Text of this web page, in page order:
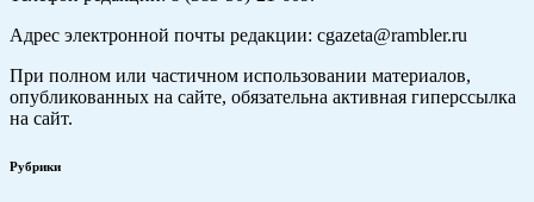
Адрес электронной почты редакции: cgazeta@rambler.ru
При полном или частичном использовании материалов,
опубликованных на сайте, обязательна активная гиперссылка
на сайт.
Рубрики